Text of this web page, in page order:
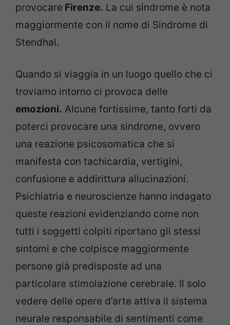
provocare Firenze. La cui sindrome è nota
maggiormente con il nome di Sindrome di
Stendhal.
Quando si viaggia in un luogo quello che ci
troviamo intorno ci provoca delle
emozioni. Alcune fortissime, tanto forti da
poterci provocare una sindrome, ovvero
una reazione psicosomatica che si
manifesta con tachicardia, vertigini,
confusione e addirittura allucinazioni.
Psichiatria e neuroscienze hanno indagato
queste reazioni evidenziando come non
tutti i soggetti colpiti riportano gli stessi
sintomi e che colpisce maggiormente
persone già predisposte ad una
particolare stimolazione cerebrale. Il solo
vedere delle opere d’arte attiva il sistema
neurale responsabile di sentimenti come